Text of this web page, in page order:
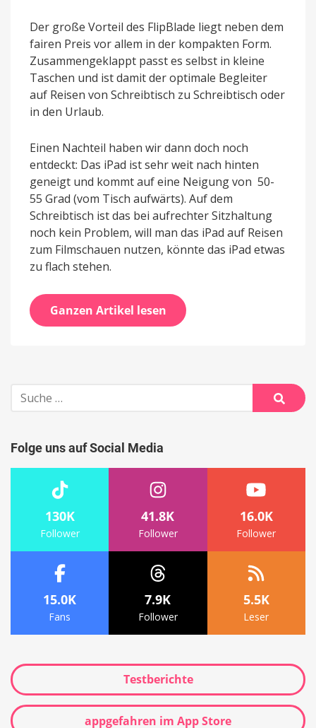
Der große Vorteil des FlipBlade liegt neben dem
fairen Preis vor allem in der kompakten Form.
Zusammengeklappt passt es selbst in kleine
Taschen und ist damit der optimale Begleiter
auf Reisen von Schreibtisch zu Schreibtisch oder
in den Urlaub.
Einen Nachteil haben wir dann doch noch
entdeckt: Das iPad ist sehr weit nach hinten
geneigt und kommt auf eine Neigung von 50-
55 Grad (vom Tisch aufwärts). Auf dem
Schreibtisch ist das bei aufrechter Sitzhaltung
noch kein Problem, will man das iPad auf Reisen
zum Filmschauen nutzen, könnte das iPad etwas
zu flach stehen.
Ganzen Artikel lesen
Suche
nach:
Suche
Folge uns auf Social Media
130K
Follower
41.8K
Follower
16.0K
Follower
15.0K
Fans
7.9K
Follower
5.5K
Leser
Testberichte
appgefahren im App Store